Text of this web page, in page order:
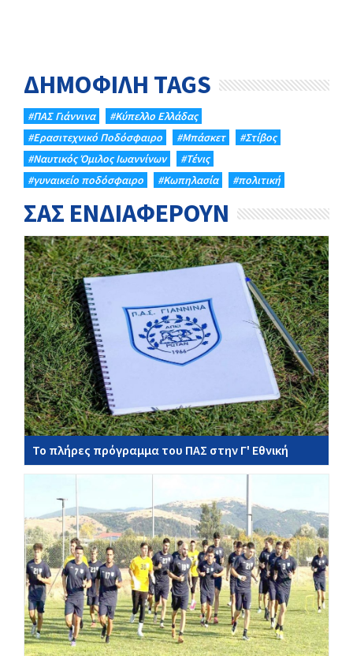
ΔΗΜΟΦΙΛΗ TAGS
#ΠΑΣ Γιάννινα
#Κύπελλο Ελλάδας
#Eρασιτεχνικό Ποδόσφαιρο
#Μπάσκετ
#Στίβος
#Ναυτικός Όμιλος Ιωαννίνων
#Τένις
#γυναικείο ποδόσφαιρο
#Κωπηλασία #πολιτική
ΣΑΣ ΕΝΔΙΑΦΕΡΟΥΝ
Το πλήρες πρόγραμμα του ΠΑΣ στην Γ' Εθνική